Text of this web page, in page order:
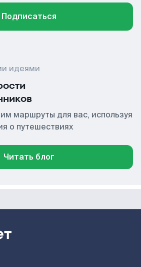
Подписаться
идеями
маршруты для вас, используя
о путешествиях
Читать блог